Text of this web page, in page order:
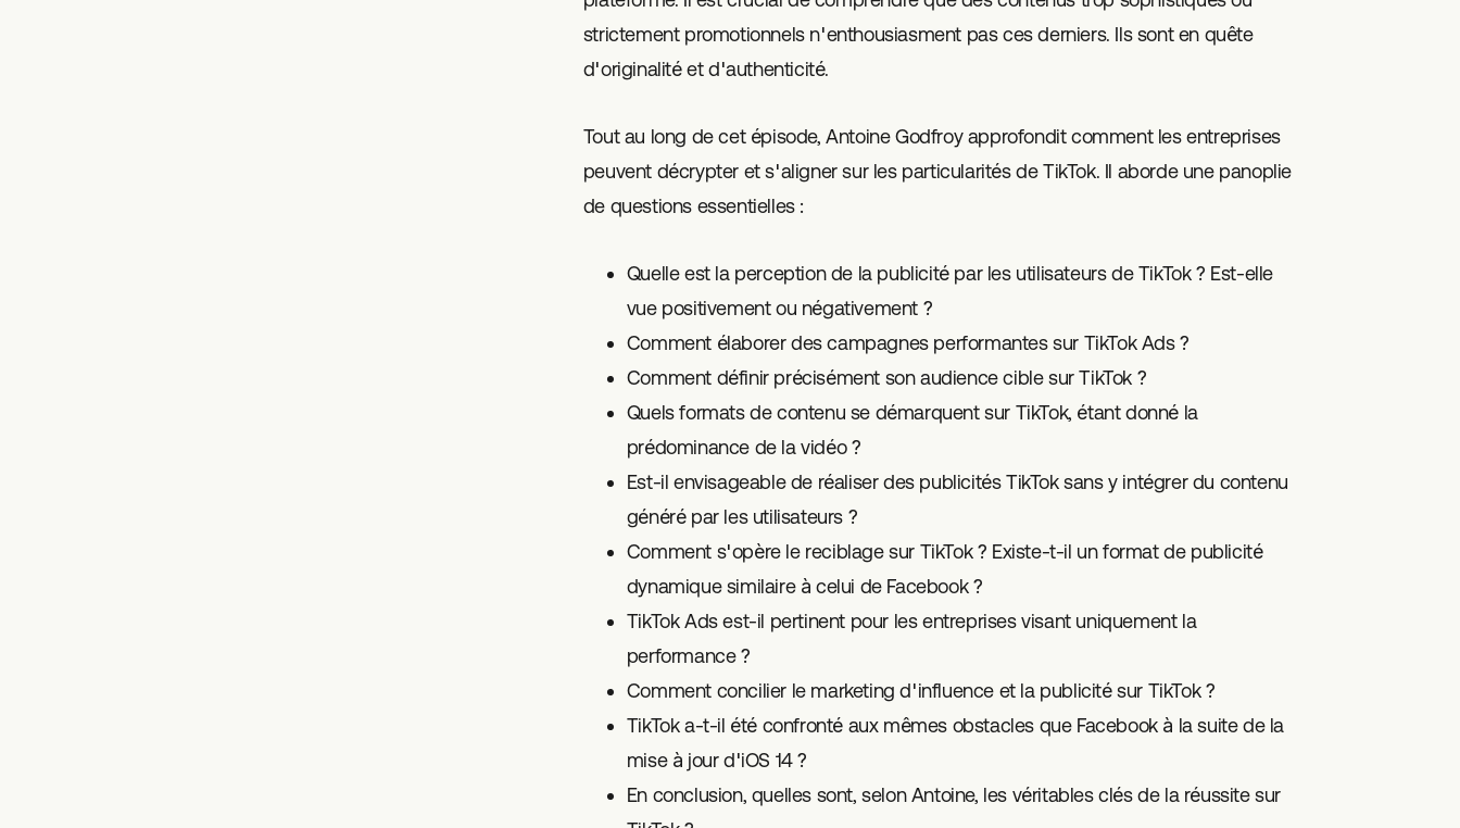
strictement promotionnels n'enthousiasment pas ces derniers. Ils sont en quête
d'originalité et d'authenticité.
Tout au long de cet épisode, Antoine Godfroy approfondit comment les entreprises
peuvent décrypter et s'aligner sur les particularités de TikTok. Il aborde une panoplie
de questions essentielles :
Quelle est la perception de la publicité par les utilisateurs de TikTok ? Est-elle
vue positivement ou négativement ?
Comment élaborer des campagnes performantes sur TikTok Ads ?
Comment définir précisément son audience cible sur TikTok ?
Quels formats de contenu se démarquent sur TikTok, étant donné la
prédominance de la vidéo ?
Est-il envisageable de réaliser des publicités TikTok sans y intégrer du contenu
généré par les utilisateurs ?
Comment s'opère le reciblage sur TikTok ? Existe-t-il un format de publicité
dynamique similaire à celui de Facebook ?
TikTok Ads est-il pertinent pour les entreprises visant uniquement la
performance ?
Comment concilier le marketing d'influence et la publicité sur TikTok ?
TikTok a-t-il été confronté aux mêmes obstacles que Facebook à la suite de la
mise à jour d'iOS 14 ?
En conclusion, quelles sont, selon Antoine, les véritables clés de la réussite sur